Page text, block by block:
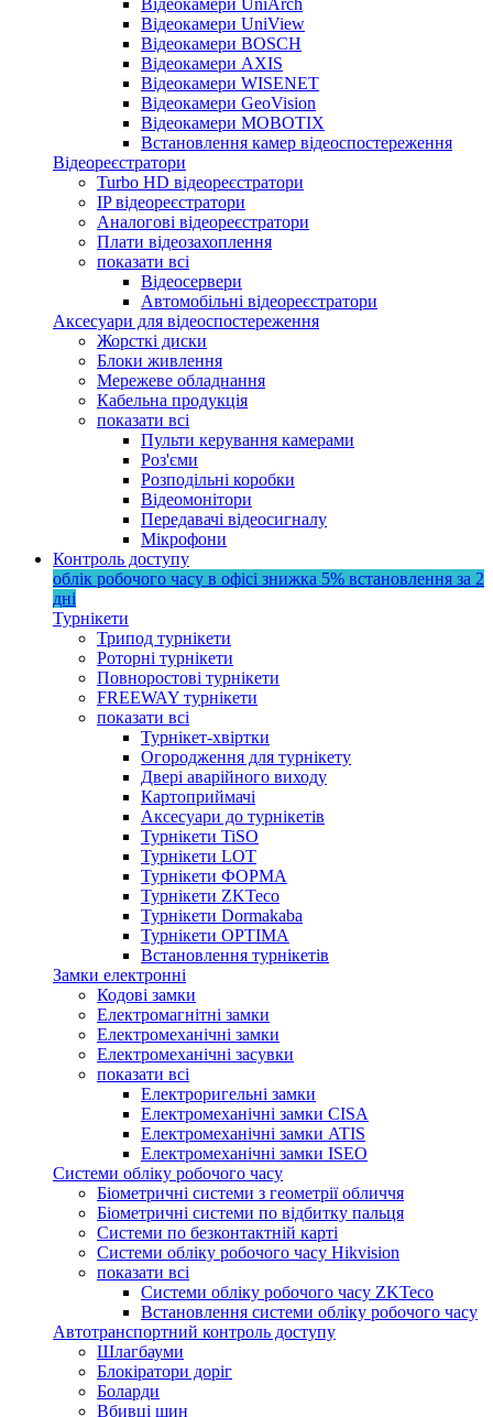
Відеокамери UniView
Відеокамери BOSCH
Відеокамери AXIS
Відеокамери WISENET
Відеокамери GeoVision
Відеокамери MOBOTIX
Встановлення камер відеоспостереження
Відеореєстратори
Turbo HD відеореєстратори
IP відеореєстратори
Аналогові відеореєстратори
Плати відеозахоплення
показати всі
Відеосервери
Автомобільні відеореєстратори
Аксесуари для відеоспостереження
Жорсткі диски
Блоки живлення
Мережеве обладнання
Кабельна продукція
показати всі
Пульти керування камерами
Роз'єми
Розподільні коробки
Відеомонітори
Передавачі відеосигналу
Мікрофони
Контроль доступу
облік робочого часу в офісі знижка 5% встановлення за 2
дні
Турнікети
Трипод турнікети
Роторні турнікети
Повноростові турнікети
FREEWAY турнікети
показати всі
Турнікет-хвіртки
Огородження для турнікету
Двері аварійного виходу
Картоприймачі
Аксесуари до турнікетів
Турнікети TiSO
Турнікети LOT
Турнікети ФОРМА
Турнікети ZKTeco
Турнікети Dormakaba
Турнікети OPTIMA
Встановлення турнікетів
Замки електронні
Кодові замки
Електромагнітні замки
Електромеханічні замки
Електромеханічні засувки
показати всі
Електроригельні замки
Електромеханічні замки CISA
Електромеханічні замки ATIS
Електромеханічні замки ISEO
Системи обліку робочого часу
Біометричні системи з геометрії обличчя
Біометричні системи по відбитку пальця
Системи по безконтактній карті
Системи обліку робочого часу Hikvision
показати всі
Системи обліку робочого часу ZKTeco
Встановлення системи обліку робочого часу
Автотранспортний контроль доступу
Шлагбауми
Блокіратори доріг
Боларди
Вбивці шин